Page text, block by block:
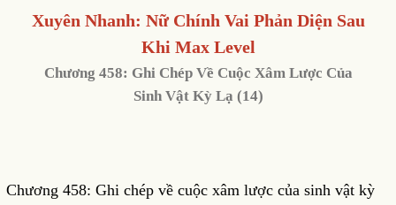
Xuyên Nhanh: Nữ Chính Vai Phản Diện Sau
Khi Max Level
Chương 458: Ghi Chép Về Cuộc Xâm Lược Của
Sinh Vật Kỳ Lạ (14)
Chương 458: Ghi chép về cuộc xâm lược của sinh vật kỳ